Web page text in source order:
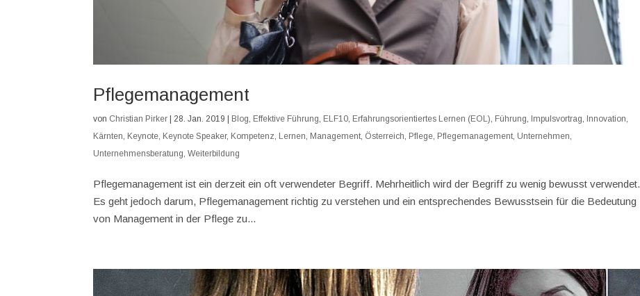
Pflegemanagement
von Christian Pirker | 28. Jan. 2019 | Blog Effektive Führung ELF10 Erfahrungsorientiertes Lernen (EOL) Führung Impulsvortrag Innovation
Kärnten Keynote Keynote Speaker, Kompetenz Lernen Management Österreich Pflege Pflegemanagement Unternehmen
Unternehmensberatung ,Weiterbildung
Pflegemanagement ist ein derzeit ein oft verwendeter Begriff. Mehrheitlich wird der Begriff zu wenig bewusst verwendet.
Es geht jedoch darum, Pflegemanagement richtig zu verstehen und ein entsprechendes Bewusstsein für die Bedeutung
von Management in der Pflege zu...